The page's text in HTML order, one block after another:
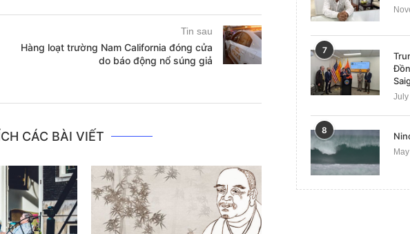
Tin sau
Hàng loạt trường Nam California đóng cửa
do báo động nổ súng giả
CÁC BÀI VIẾT
7
July
8